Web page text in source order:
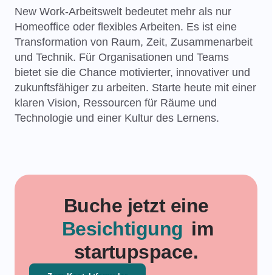
New Work-Arbeitswelt bedeutet mehr als nur
Homeoffice oder flexibles Arbeiten. Es ist eine
Transformation von Raum, Zeit, Zusammenarbeit
und Technik. Für Organisationen und Teams
bietet sie die Chance motivierter, innovativer und
zukunftsfähiger zu arbeiten. Starte heute mit einer
klaren Vision, Ressourcen für Räume und
Technologie und einer Kultur des Lernens.
Buche jetzt eine
Besichtigung im
startupspace.